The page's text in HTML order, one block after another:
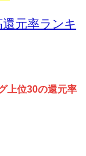
還元率ランキ
上位30の還元率